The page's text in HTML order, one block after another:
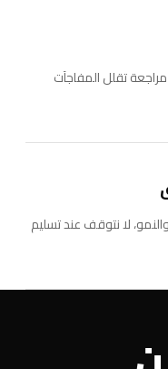
تقلل المفاجآت
لا نتوقف عند تسليم